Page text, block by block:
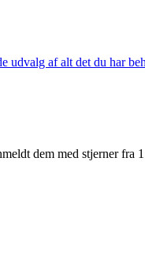
af alt det du har
dem med stjerner